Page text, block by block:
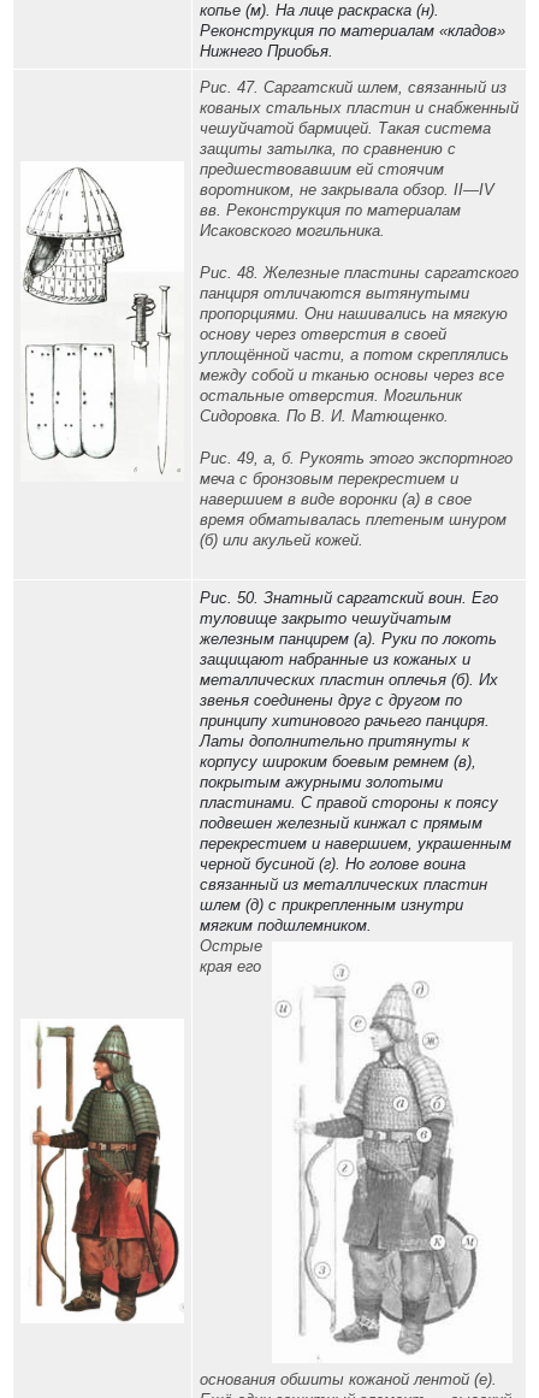
копье (м). На лице раскраска (н).
Реконструкция по материалам «кладов»
Нижнего Приобья.
Рис. 47. Саргатский шлем, связанный из
кованых стальных пластин и снабженный
чешуйчатой бармицей. Такая система
защиты затылка, по сравнению с
предшествовавшим ей стоячим
воротником, не закрывала обзор. II—IV
вв. Реконструкция по материалам
Исаковского могильника.
Рис. 48. Железные пластины саргатского
панциря отличаются вытянутыми
пропорциями. Они нашивались на мягкую
основу через отверстия в своей
уплощённой части, а потом скреплялись
между собой и тканью основы через все
остальные отверстия. Могильник
Сидоровка. По В. И. Матющенко.
Рис. 49, а, б. Рукоять этого экспортного
меча с бронзовым перекрестием и
навершием в виде воронки (а) в свое
время обматывалась плетеным шнуром
(б) или акульей кожей.
Рис. 50. Знатный саргатский воин. Его
туловище закрыто чешуйчатым
железным панцирем (а). Руки по локоть
защищают набранные из кожаных и
металлических пластин оплечья (б). Их
звенья соединены друг с другом по
принципу хитинового рачьего панциря.
Латы дополнительно притянуты к
корпусу широким боевым ремнем (в),
покрытым ажурными золотыми
пластинами. С правой стороны к поясу
подвешен железный кинжал с прямым
перекрестием и навершием, украшенным
черной бусиной (г). Но голове воина
связанный из металлических пластин
шлем (д) с прикрепленным изнутри
мягким подшлемником.
Острые
края его
основания обшиты кожаной лентой (е).